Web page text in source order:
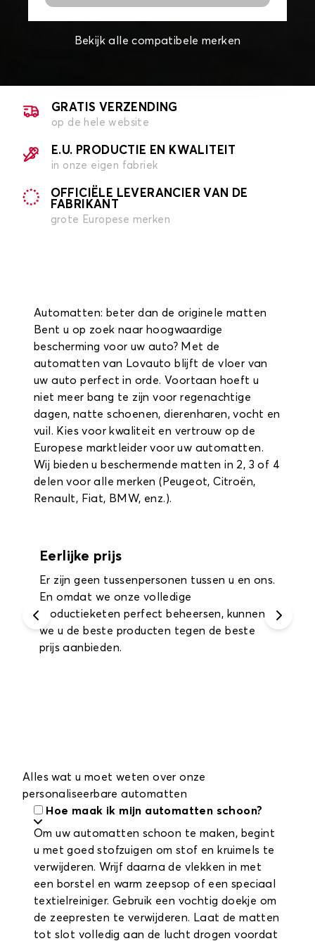
Bekijk alle compatibele merken
GRATIS VERZENDING
op de hele website
E.U. PRODUCTIE EN KWALITEIT
in onze eigen fabriek
OFFICIËLE LEVERANCIER VAN DE
FABRIKANT
grote Europese merken
Automatten: beter dan de originele matten
Bent u op zoek naar hoogwaardige
bescherming voor uw auto? Met de
automatten van Lovauto blijft de vloer van
uw auto perfect in orde. Voortaan hoeft u
niet meer bang te zijn voor regenachtige
dagen, natte schoenen, dierenharen, vocht en
vuil. Kies voor kwaliteit en vertrouw op de
Europese marktleider voor uw automatten.
Wij bieden u beschermende matten in 2, 3 of 4
delen voor alle merken (Peugeot, Citroën,
Renault, Fiat, BMW, enz.).
Eerlijke prijs
Er zijn geen tussenpersonen tussen u en ons.
En omdat we onze volledige
productieketen perfect beheersen, kunnen
we u de beste producten tegen de beste
prijs aanbieden.
Alles wat u moet weten over onze
personaliseerbare automatten
Hoe maak ik mijn automatten schoon?
Om uw automatten schoon te maken, begint
u met goed stofzuigen om stof en kruimels te
verwijderen. Wrijf daarna de vlekken in met
een borstel en warm zeepsop of een speciaal
textielreiniger. Gebruik een vochtig doekje om
de zeepresten te verwijderen. Laat de matten
tot slot volledig aan de lucht drogen voordat